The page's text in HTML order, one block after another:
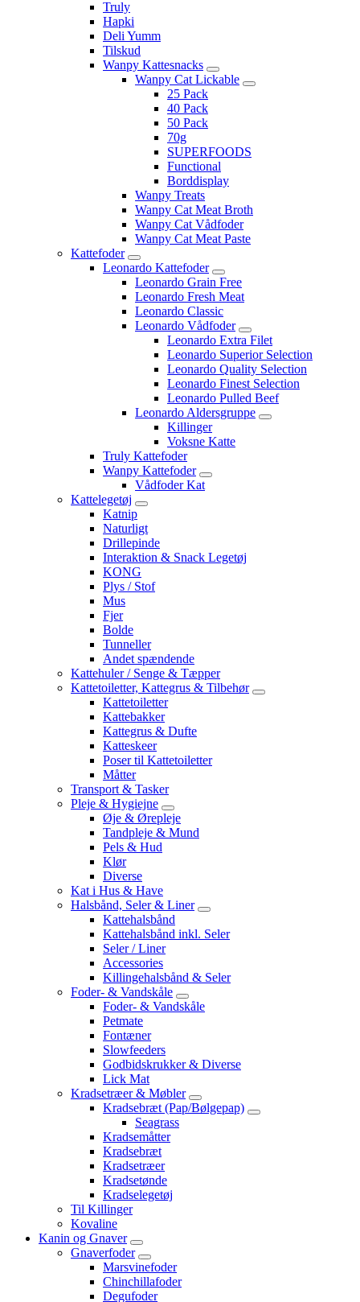
Truly
Hapki
Deli Yumm
Tilskud
Wanpy Kattesnacks
Wanpy Cat Lickable
25 Pack
40 Pack
50 Pack
70g
SUPERFOODS
Functional
Borddisplay
Wanpy Treats
Wanpy Cat Meat Broth
Wanpy Cat Vådfoder
Wanpy Cat Meat Paste
Kattefoder
Leonardo Kattefoder
Leonardo Grain Free
Leonardo Fresh Meat
Leonardo Classic
Leonardo Vådfoder
Leonardo Extra Filet
Leonardo Superior Selection
Leonardo Quality Selection
Leonardo Finest Selection
Leonardo Pulled Beef
Leonardo Aldersgruppe
Killinger
Voksne Katte
Truly Kattefoder
Wanpy Kattefoder
Vådfoder Kat
Kattelegetøj
Katnip
Naturligt
Drillepinde
Interaktion & Snack Legetøj
KONG
Plys / Stof
Mus
Fjer
Bolde
Tunneller
Andet spændende
Kattehuler / Senge & Tæpper
Kattetoiletter, Kattegrus & Tilbehør
Kattetoiletter
Kattebakker
Kattegrus & Dufte
Katteskeer
Poser til Kattetoiletter
Måtter
Transport & Tasker
Pleje & Hygiejne
Øje & Ørepleje
Tandpleje & Mund
Pels & Hud
Klør
Diverse
Kat i Hus & Have
Halsbånd, Seler & Liner
Kattehalsbånd
Kattehalsbånd inkl. Seler
Seler / Liner
Accessories
Killingehalsbånd & Seler
Foder- & Vandskåle
Foder- & Vandskåle
Petmate
Fontæner
Slowfeeders
Godbidskrukker & Diverse
Lick Mat
Kradsetræer & Møbler
Kradsebræt (Pap/Bølgepap)
Seagrass
Kradsemåtter
Kradsebræt
Kradsetræer
Kradsetønde
Kradselegetøj
Til Killinger
Kovaline
Kanin og Gnaver
Gnaverfoder
Marsvinefoder
Chinchillafoder
Degufoder